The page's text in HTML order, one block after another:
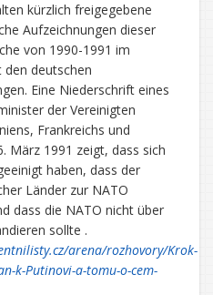
kürzlich freigegebene
Aufzeichnungen dieser
von 1990-1991 im
deutschen
Eine Niederschrift eines
der Vereinigten
Frankreichs und
März 1991 zeigt, dass sich
haben, dass der
Länder zur NATO
dass die NATO nicht über
sollte .
arena/rozhovory/Krok-
k-Putinovi-a-tomu-o-cem-